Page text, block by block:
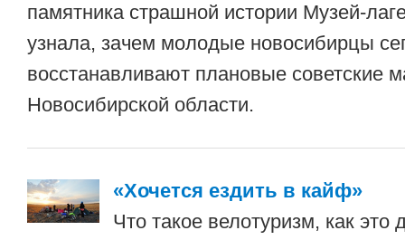
памятника страшной истории Музей-
узнала, зачем молодые новосибирцы
восстанавливают плановые советские
Новосибирской области.
«Хочется ездить в кайф»
Что такое велотуризм, как